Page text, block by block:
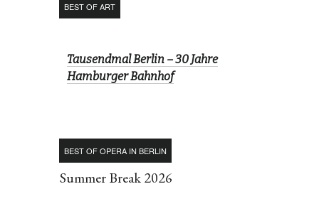
BEST OF ART
Tausendmal Berlin – 30 Jahre
Hamburger Bahnhof
BEST OF OPERA IN BERLIN
Summer Break 2026